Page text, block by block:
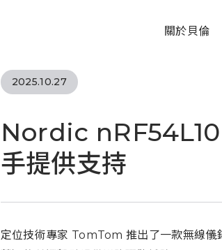
關於貝倫
2025.10.27
Nordic
手提供支持
定位技術專家 TomTom 推出了一款無線儀